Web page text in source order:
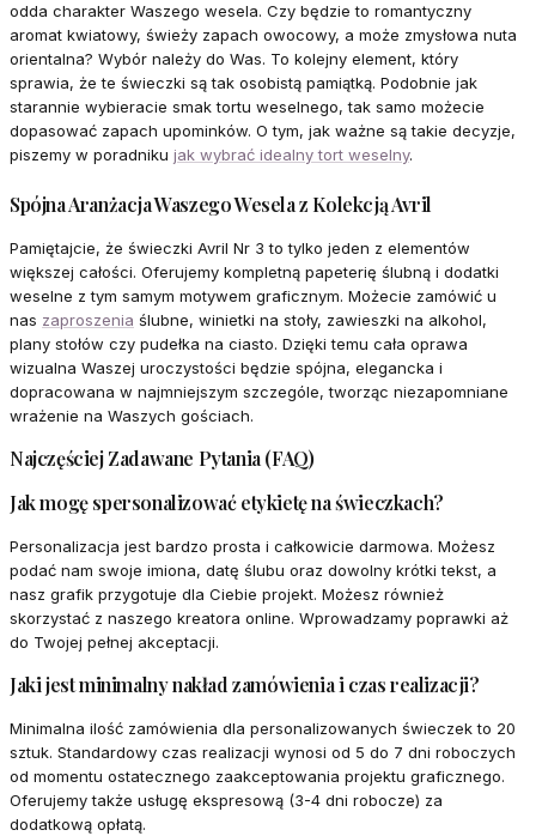
odda charakter Waszego wesela. Czy będzie to romantyczny
aromat kwiatowy, świeży zapach owocowy, a może zmysłowa nuta
orientalna? Wybór należy do Was. To kolejny element, który
sprawia, że te świeczki są tak osobistą pamiątką. Podobnie jak
starannie wybieracie smak tortu weselnego, tak samo możecie
dopasować zapach upominków. O tym, jak ważne są takie decyzje,
piszemy w poradniku jak wybrać idealny tort weselny.
Spójna Aranżacja Waszego Wesela z Kolekcją Avril
Pamiętajcie, że świeczki Avril Nr 3 to tylko jeden z elementów
większej całości. Oferujemy kompletną papeterię ślubną i dodatki
weselne z tym samym motywem graficznym. Możecie zamówić u
nas zaproszenia ślubne, winietki na stoły, zawieszki na alkohol,
plany stołów czy pudełka na ciasto. Dzięki temu cała oprawa
wizualna Waszej uroczystości będzie spójna, elegancka i
dopracowana w najmniejszym szczególe, tworząc niezapomniane
wrażenie na Waszych gościach.
Najczęściej Zadawane Pytania (FAQ)
Jak mogę spersonalizować etykietę na świeczkach?
Personalizacja jest bardzo prosta i całkowicie darmowa. Możesz
podać nam swoje imiona, datę ślubu oraz dowolny krótki tekst, a
nasz grafik przygotuje dla Ciebie projekt. Możesz również
skorzystać z naszego kreatora online. Wprowadzamy poprawki aż
do Twojej pełnej akceptacji.
Jaki jest minimalny nakład zamówienia i czas realizacji?
Minimalna ilość zamówienia dla personalizowanych świeczek to 20
sztuk. Standardowy czas realizacji wynosi od 5 do 7 dni roboczych
od momentu ostatecznego zaakceptowania projektu graficznego.
Oferujemy także usługę ekspresową (3-4 dni robocze) za
dodatkową opłatą.